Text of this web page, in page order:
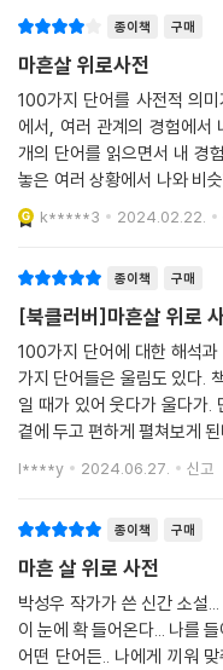
후련하다: 한여름에 쏟아지는
후회스럽다: 순간을 순간적으
힘겹다: 흔들리고 넘어지면서
힘차다: 팔을 쭉 뻗어올리며
에필로그
각 단어마다 붙은 ‘마음 곁에
집의 백미라 할 만하다. 한편
는 이 짧은 글은 너무 무겁지
로로 가슴에 내려앉는다. 볼
맞춤한 토닥임이라 할 수 있겠
듯이 “책임을 지는 나이”(정
지만 무언가를 책임지고 있다
그렇기 때문에 이 책은 마흔
감동을 선사할 것이다.
아름드리 소나무에 기대 밀
히 손을 뻗어 소나무의 등에
낌은 뭐지? 굳고 곧고 믿음직
다.
작가의 말
마음은 눈에 보이지 않지만
내 하루하루를 들여다보면 보
종이책 구매
마흔살 위로사전
100가지 단어를 사전적 의
에서, 여러 관계의 경험에서
개의 단어를 읽으면서 내 경
놓은 여러 상황에서 나와 비
재미있게 읽었다.갑갑하다- 몸이 아파서 자유롭게 외출도 못하고 집에만
k*****3 2024.02.22.
종이책 구매
[북클러버]마흔살 위로
100가지 단어에 대한 해석
가지 단어들은 울림도 있다.
일 때가 있어 웃다가 울다가.
곁에 두고 편하게 펼쳐보게 된
l****y 2024.06.27. 신고
종이책 구매
마흔 살 위로 사전
박성우 작가가 쓴 신간 소설... 마흔 살 위로 사전.. 마흔이 되니.. 이런 책들
이 눈에 확 들어온다... 나를 들여다 보는 100가지 단어.. 벌서부터 끌린다...
어떤 단어든.. 나에게 끼워 맞춰보려고 노